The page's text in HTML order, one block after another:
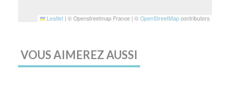
Leaflet | © Openstreetmap France | © OpenStreetMap contributors
VOUS AIMEREZ AUSSI